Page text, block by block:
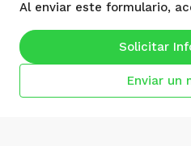
Al enviar este formulario,
Solicitar
Enviar un